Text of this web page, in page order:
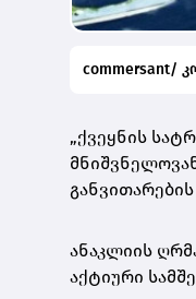
commersant/
„ქვეყნის
ანაკლიის
აქტიური